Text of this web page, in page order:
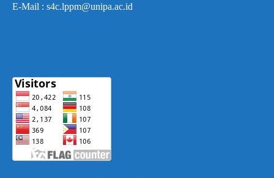
E-Mail : s4c.lppm@unipa.ac.id